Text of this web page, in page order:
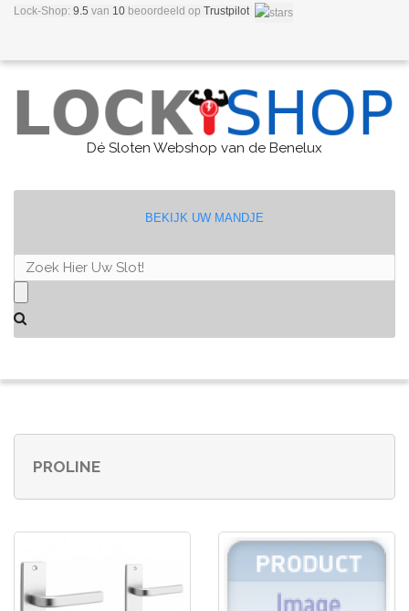
Lock-Shop: 9.5 van 10 beoordeeld op Trustpilot
Dé Sloten Webshop van de Benelux
BEKIJK UW MANDJE
PROLINE